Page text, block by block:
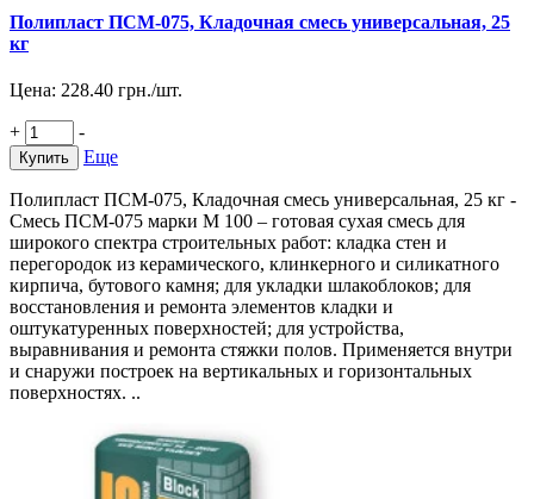
Полипласт ПСМ-075, Кладочная смесь универсальная, 25
кг
Цена: 228.40 грн./шт.
+ -
Купить Еще
Полипласт ПСМ-075, Кладочная смесь универсальная, 25 кг -
Смесь ПСМ-075 марки М 100 – готовая сухая смесь для
широкого спектра строительных работ: кладка стен и
перегородок из керамического, клинкерного и силикатного
кирпича, бутового камня; для укладки шлакоблоков; для
восстановления и ремонта элементов кладки и
оштукатуренных поверхностей; для устройства,
выравнивания и ремонта стяжки полов. Применяется внутри
и снаружи построек на вертикальных и горизонтальных
поверхностях. ..